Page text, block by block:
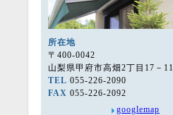
所在地
〒400-0042
山梨県甲府市高畑2丁目17－11
TEL 055-226-2090
FAX 055-226-2092
googlemap